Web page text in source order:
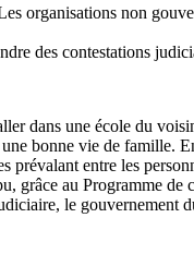
organisations non
des contestations
dans une école du
bonne vie de famille.
entre les
grâce au Programme
le gouvernement